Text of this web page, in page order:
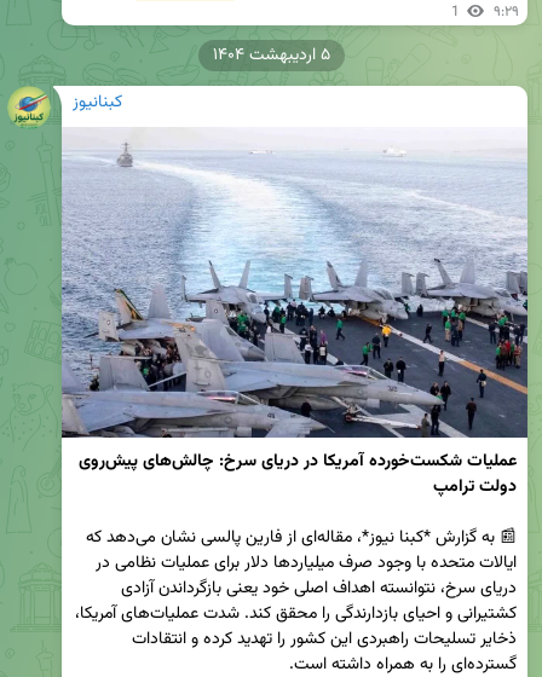
1 ۹:۲۹
کبنانیوز
۵ اردیبهشت ۱۴۰۴